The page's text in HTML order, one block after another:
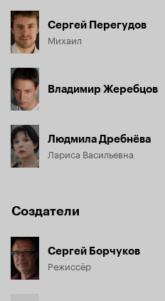
Сергей Перегудов
Михаил
Владимир Жеребцов
Людмила Дребнёва
Лариса Васильевна
Создатели
Сергей Борчуков
Режиссёр